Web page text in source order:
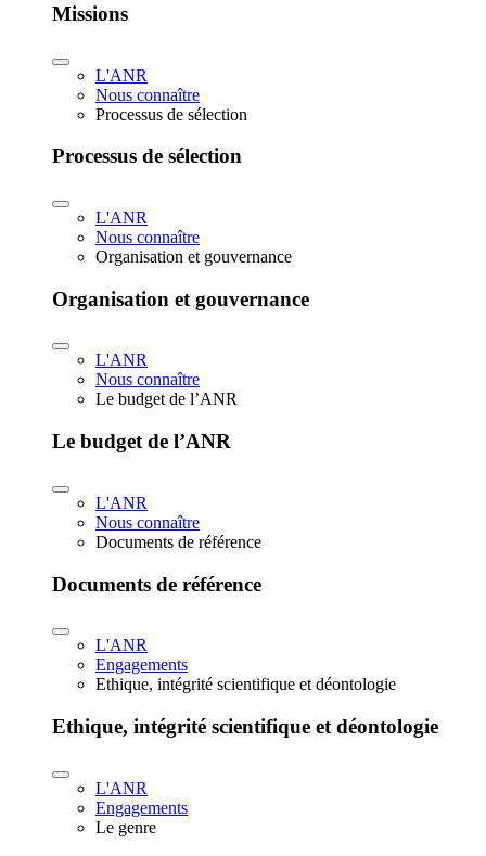
Missions
L'ANR
Nous connaître
Processus de sélection
Processus de sélection
L'ANR
Nous connaître
Organisation et gouvernance
Organisation et gouvernance
L'ANR
Nous connaître
Le budget de l’ANR
Le budget de l’ANR
L'ANR
Nous connaître
Documents de référence
Documents de référence
L'ANR
Engagements
Ethique, intégrité scientifique et déontologie
Ethique, intégrité scientifique et déontologie
L'ANR
Engagements
Le genre